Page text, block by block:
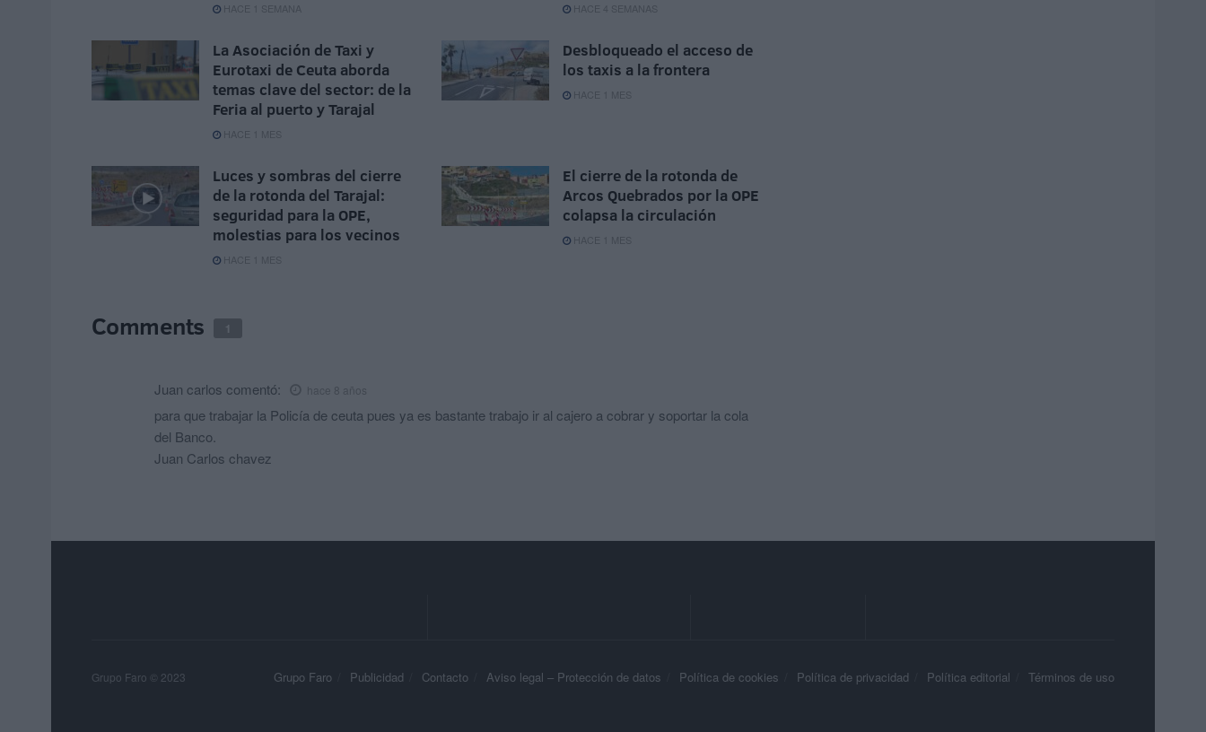
HACE 1 SEMANA HACE 4 SEMANAS
La Asociación de Taxi y
Eurotaxi de Ceuta aborda
temas clave del sector: de la
Feria al puerto y Tarajal
HACE 1 MES
Desbloqueado el acceso de
los taxis a la frontera
HACE 1 MES
Luces y sombras del cierre
de la rotonda del Tarajal:
seguridad para la OPE,
molestias para los vecinos
HACE 1 MES
El cierre de la rotonda de
Arcos Quebrados por la OPE
colapsa la circulación
HACE 1 MES
Comments 1
Juan carlos comentó: hace 8 años
para que trabajar la Policía de ceuta pues ya es bastante trabajo ir al cajero a cobrar y soportar la cola
del Banco.
Juan Carlos chavez
Grupo Faro Publicidad Contacto Aviso legal – Protección de datos Política de cookies Política de privacidad Política editorial Términos de uso
Grupo Faro © 2023